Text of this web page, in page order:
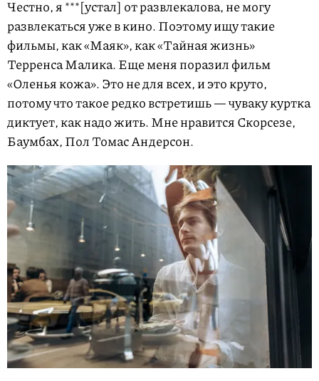
Честно, я ***[устал] от развлекалова, не могу
развлекаться уже в кино. Поэтому ищу такие
фильмы, как «Маяк», как «Тайная жизнь»
Терренса Малика. Еще меня поразил фильм
«Оленья кожа». Это не для всех, и это круто,
потому что такое редко встретишь — чуваку куртка
диктует, как надо жить. Мне нравится Скорсезе,
Баумбах, Пол Томас Андерсон.